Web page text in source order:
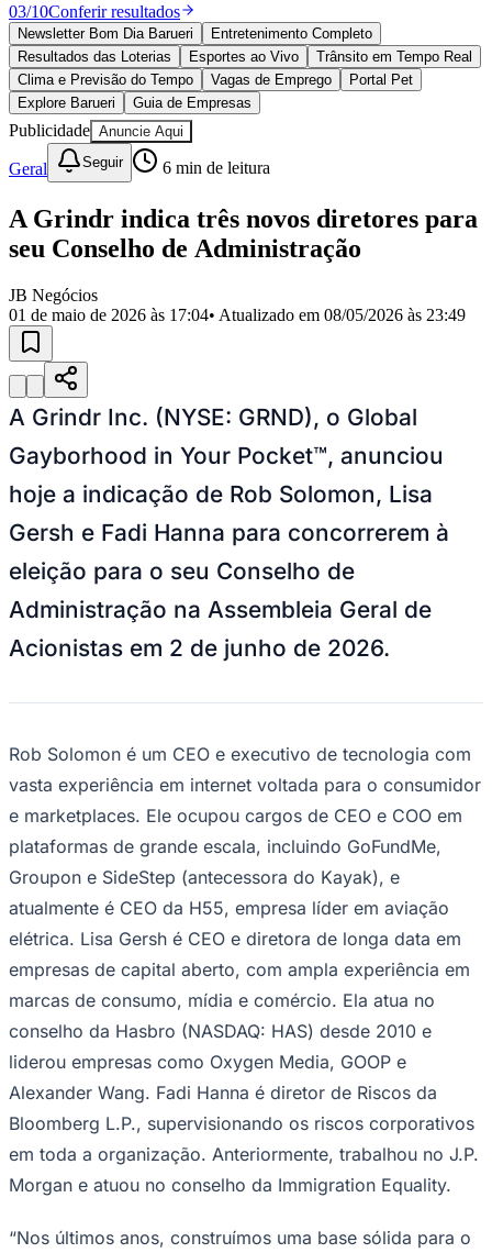
Esportes
Saúde
Segurança
Cultura
Meio Ambiente
Obras
Educação
Bairros de Barueri
Selecione sua regiãoPara notícias da sua região
JubranBelval
VistaCalifórniaCarapicuíbaCentroChácaras MarcoCidades da
Região
Militar
Califórnia Jardim dos Altos
Esperança Jardim Graziela
JulioJardim Líbano Jardim Maria CristinaJardim Maria Helena
MutingaJardim Paraíso Jardim PaulistaJardim ReginaliceJardim São
LuísJardim São PedroJardim São SilvestreJardim SilveiraJardim
TupãJardim Tupanci Mutinga Nova Aldeinha OsascoParque dos
Camargos Parque Imperial Parque Santa LuziaParque VianaPirapora
do Bom Jesus
Recanto Phrynéa
Santana de
ParnaíbaSilveiraTamboréVale do SolVila BarrosVila Boa VistaVila
Vila Márcia
EscadaVila PortoVotupoca
Para Sua Empresa
Anuncie no Portal
Guia de Empresas
Segurança Regional
Hospitais Estaduais
Parques & Represas
Cidades da Região
Santana de ParnaíbaOsasco CarapicuíbaJandiraItapevi CotiaPirapora
do Bom JesusAraçariguamaCajamarCaieiras Franco da
Rocha
Francisco Morato Taboão da Serra Embu das Artes
São Roque
Para Sua Empresa
Guia de Empresas
Vagas na RegiãoNovo
Hub de Negócios
Selo Verificado
Portal Educacional
Vagas de Emprego
Concursos
Panorama Econômico
Panorama Econômico
03/10Conferir resultados
Newsletter Bom Dia Barueri
Entretenimento Completo
Resultados das Loterias
Esportes ao Vivo
Trânsito em Tempo Real
Clima e Previsão do Tempo
Vagas de Emprego
Portal Pet
Explore Barueri
Guia de Empresas
Publicidade Anuncie Aqui
Geral Seguir 6 min de leitura
A Grindr indica três novos diretores para
seu Conselho de Administração
JB Negócios
01 de maio de 2026 às 17:04• Atualizado em 08/05/2026 às 23:49
A Grindr Inc. (NYSE: GRND), o Global
Gayborhood in Your Pocket™, anunciou
hoje a indicação de Rob Solomon, Lisa
Gersh e Fadi Hanna para concorrerem à
eleição para o seu Conselho de
Administração na Assembleia Geral de
Acionistas em 2 de junho de 2026.
Rob Solomon é um CEO e executivo de tecnologia com
vasta experiência em internet voltada para o consumidor
e marketplaces. Ele ocupou cargos de CEO e COO em
plataformas de grande escala, incluindo GoFundMe,
Groupon e SideStep (antecessora do Kayak), e
atualmente é CEO da H55, empresa líder em aviação
elétrica. Lisa Gersh é CEO e diretora de longa data em
empresas de capital aberto, com ampla experiência em
marcas de consumo, mídia e comércio. Ela atua no
conselho da Hasbro (NASDAQ: HAS) desde 2010 e
liderou empresas como Oxygen Media, GOOP e
Alexander Wang. Fadi Hanna é diretor de Riscos da
Bloomberg L.P., supervisionando os riscos corporativos
em toda a organização. Anteriormente, trabalhou no J.P.
Morgan e atuou no conselho da Immigration Equality.
“Nos últimos anos, construímos uma base sólida para o